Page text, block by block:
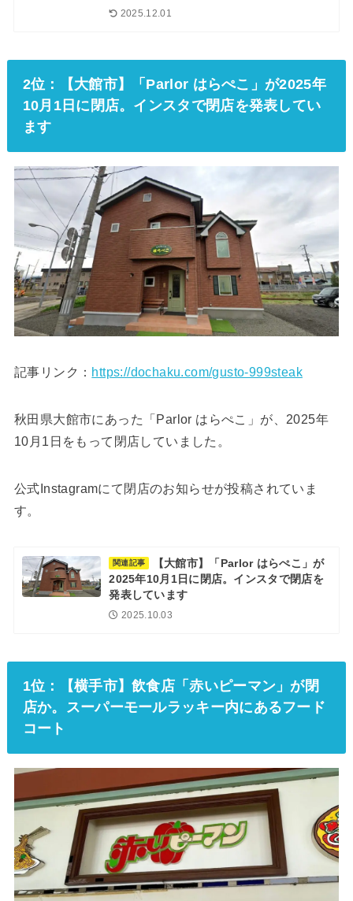
2025.12.01
2位：【大館市】「Parlor はらぺこ」が2025年
10月1日に閉店。インスタで閉店を発表してい
ます
記事リンク： https://dochaku.com/gusto-999steak
秋田県大館市にあった「Parlor はらぺこ」が、2025年
10月1日をもって閉店していました。
公式Instagramにて閉店のお知らせが投稿されていま
す。
関連記事
【大館市】「Parlor はらぺこ」が
2025年10月1日に閉店。インスタで閉店を
発表しています
2025.10.03
1位：【横手市】飲食店「赤いピーマン」が閉
店か。スーパーモールラッキー内にあるフード
コート